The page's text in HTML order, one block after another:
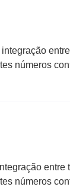
números
números